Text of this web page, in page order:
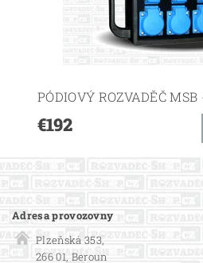
PÓDIOVÝ ROZVADĚČ
€192
Adresa provozovny
Plzeňská 353,
266 01, Beroun